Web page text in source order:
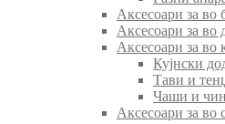
Аксесоари за во
Аксесоари за во
Аксесоари за во
Кујнски
Тави и
Чаши и
Аксесоари за во